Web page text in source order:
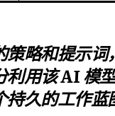
略和提示
用该 AI 模
久的工作